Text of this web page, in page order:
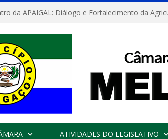
ATIVIDADES DO LEGISLATIVO